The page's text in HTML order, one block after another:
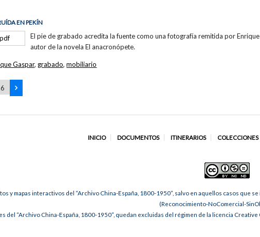
EN PEKÍN
El pie de grabado acredita la fuente como una fotografía remitida por
autor de la novela El anacronópete.
Gaspar, grabado,mobiliario
INICIO DOCUMENTOS ITINERARIOS COLECCIONES
y mapas interactivos del “Archivo China-España, 1800-1950”, salvo en aquellos casos que
(Reconocimiento-NoComercial-
del “Archivo China-España, 1800-1950”, quedan excluidas del régimen de la licencia